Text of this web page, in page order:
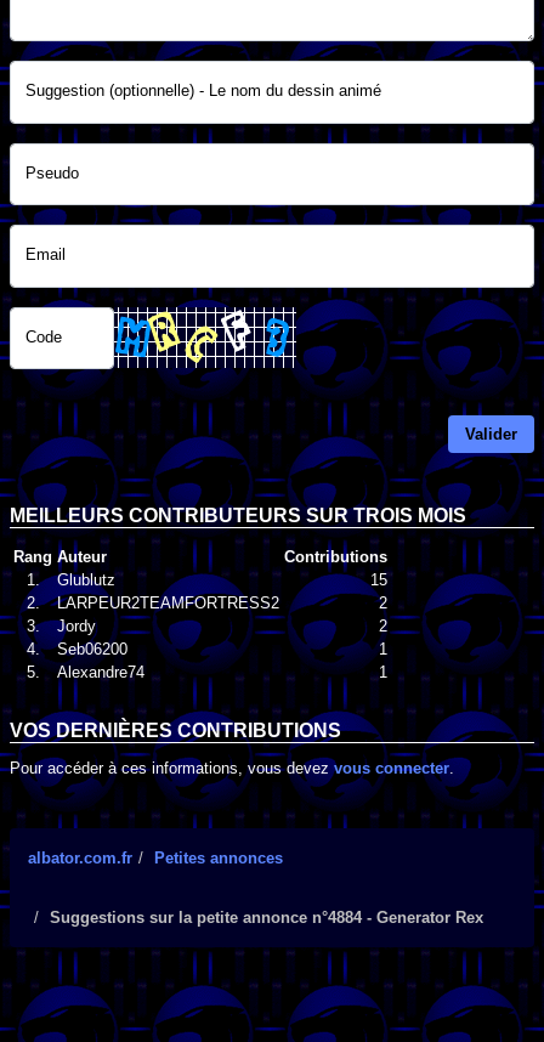
Suggestion (optionnelle) - Le nom du dessin animé
Pseudo
Email
Code
Valider
MEILLEURS CONTRIBUTEURS SUR TROIS MOIS
Rang Auteur
Contributions
1.
Glublutz
15
2.
LARPEUR2TEAMFORTRESS2
2
3.
Jordy
2
4.
Seb06200
1
5.
Alexandre74 1
VOS DERNIÈRES CONTRIBUTIONS
Pour accéder à ces informations, vous devez vous connecter
albator.com.fr Petites annonces
Suggestions sur la petite annonce n°4884 - Generator Rex